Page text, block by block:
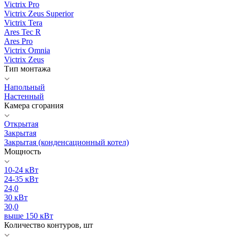
Victrix Pro
Victrix Zeus Superior
Victrix Tera
Ares Tec R
Ares Pro
Victrix Omnia
Victrix Zeus
Тип монтажа
Напольный
Настенный
Камера сгорания
Открытая
Закрытая
Закрытая (конденсационный котел)
Мощность
10-24 кВт
24-35 кВт
24,0
30 кВт
30,0
выше 150 кВт
Количество контуров, шт